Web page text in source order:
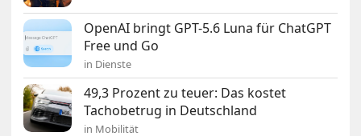
OpenAI bringt GPT-5.6 Luna für ChatGPT
Free und Go
in Dienste
49,3 Prozent zu teuer: Das kostet
Tachobetrug in Deutschland
in Mobilität